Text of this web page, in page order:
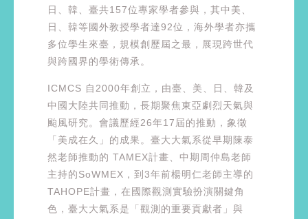
日、韓、臺共157位專家學者參與，其中美、
日、韓等國外教授學者達92位，海外學者亦攜
多位學生來臺，規模創歷屆之最，展現跨世代
與跨國界的學術傳承。
ICMCS 自2000年創立，由臺、美、日、韓及
中國大陸共同推動，長期聚焦東亞劇烈天氣與
颱風研究。會議歷經26年17屆的推動，象徵
「美成在久」的成果。臺大大氣系從早期陳泰
然老師推動的 TAMEX計畫、中期周仲島老師
主持的SoWMEX，到3年前楊明仁老師主導的
TAHOPE計畫，在國際觀測實驗扮演關鍵角
色，臺大大氣系是「觀測的重要貢獻者」與